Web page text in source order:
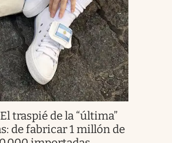
El traspié de la “última”
de fabricar 1 millón de